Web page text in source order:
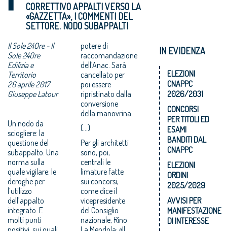
CORRETTIVO APPALTI VERSO LA
«GAZZETTA», I COMMENTI DEL
SETTORE. NODO SUBAPPALTI
Il Sole 24Ore - Il
Sole 24Ore
Edilizia e
Territorio
26 aprile 2017
Giuseppe Latour
Un nodo da
sciogliere: la
questione del
subappalto. Una
norma sulla
quale vigilare: le
deroghe per
l’utilizzo
dell’appalto
integrato. E
molti punti
potere di
raccomandazione
dell’Anac. Sarà
cancellato per
poi essere
ripristinato dalla
conversione
della manovrina.
(...)
Per gli architetti
sono, poi,
centrali le
limature fatte
sui concorsi,
come dice il
vicepresidente
del Consiglio
nazionale, Rino
IN EVIDENZA
ELEZIONI
CNAPPC
2026/2031
CONCORSI
PER TITOLI ED
ESAMI
BANDITI DAL
CNAPPC
ELEZIONI
ORDINI
2025/2029
AVVISI PER
MANIFESTAZIONE
DI INTERESSE